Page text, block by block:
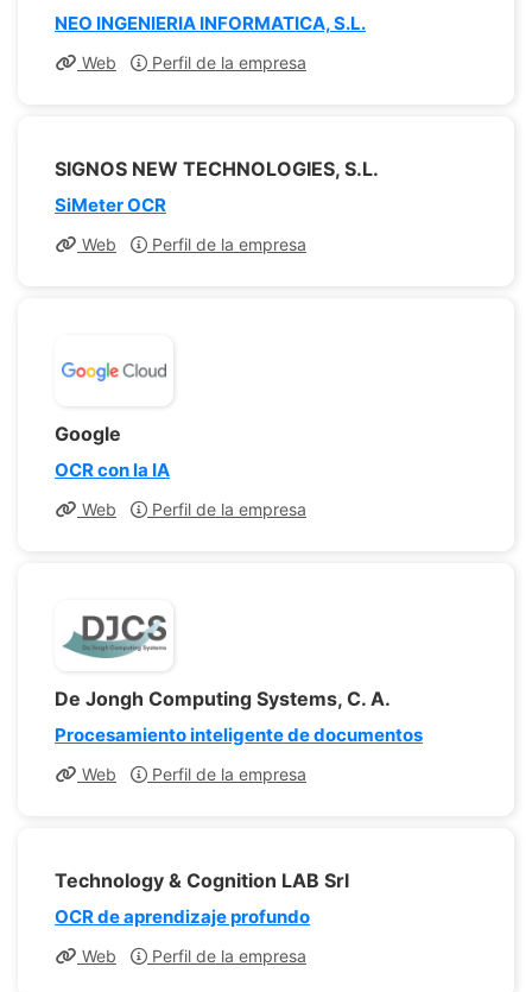
NEO INGENIERIA INFORMATICA, S.L.
Web Perfil de la empresa
SIGNOS NEW TECHNOLOGIES, S.L.
SiMeter OCR
Web Perfil de la empresa
Google
OCR con la IA
Web Perfil de la empresa
De Jongh Computing Systems, C. A.
Procesamiento inteligente de documentos
Web Perfil de la empresa
Technology & Cognition LAB Srl
OCR de aprendizaje profundo
Web Perfil de la empresa